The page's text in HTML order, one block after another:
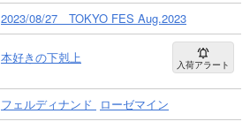
2023/08/27 TOKYO FES Aug.2023
本好きの下剋上 入荷アラート
フェルディナンド ローゼマイン